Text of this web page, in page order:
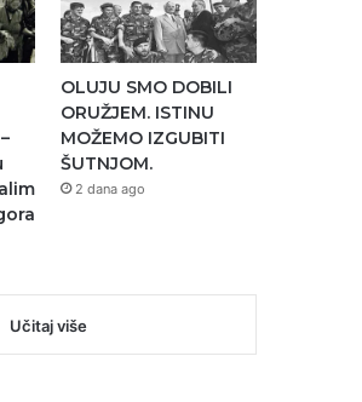
OLUJU SMO DOBILI
ORUŽJEM. ISTINU
MOŽEMO IZGUBITI
ŠUTNJOM.
2 dana ago
Učitaj više